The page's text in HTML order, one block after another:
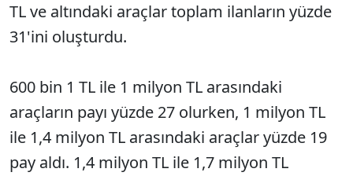
TL ve altındaki araçlar toplam ilanların yüzde
31'ini oluşturdu.
600 bin 1 TL ile 1 milyon TL arasındaki
araçların payı yüzde 27 olurken, 1 milyon TL
ile 1,4 milyon TL arasındaki araçlar yüzde 19
pay aldı. 1,4 milyon TL ile 1,7 milyon TL